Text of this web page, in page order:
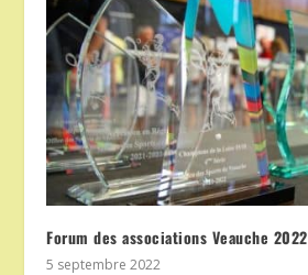
Forum des associations Veauche 2022
5 septembre 2022